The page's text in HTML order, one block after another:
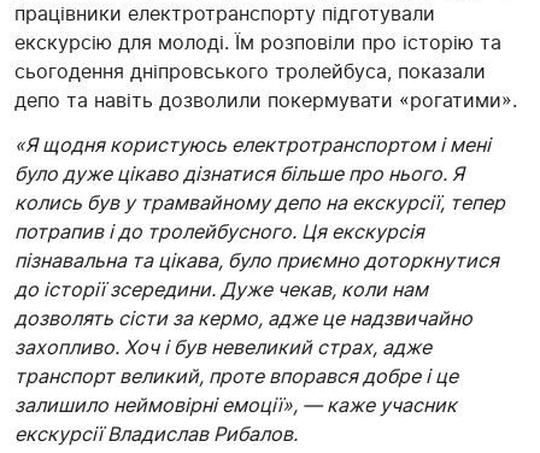
працівники електротранспорту підготували
екскурсію для молоді. Їм розповіли про історію та
сьогодення дніпровського тролейбуса, показали
депо та навіть дозволили покермувати «рогатими».
«Я щодня користуюсь електротранспортом і мені
було дуже цікаво дізнатися більше про нього. Я
колись був у трамвайному депо на екскурсії, тепер
потрапив і до тролейбусного. Ця екскурсія
пізнавальна та цікава, було приємно доторкнутися
до історії зсередини. Дуже чекав, коли нам
дозволять сісти за кермо, адже це надзвичайно
захопливо. Хоч і був невеликий страх, адже
транспорт великий, проте впорався добре і це
залишило неймовірні емоції», — каже учасник
екскурсії Владислав Рибалов.